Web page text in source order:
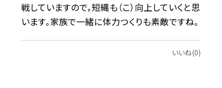
戦していますので，短縄も（こ）向上していくと思
います。家族で一緒に体力つくりも素敵ですね。
いいね(0)